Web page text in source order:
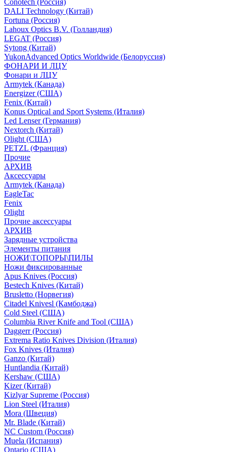
Conotech (Россия)
DALI Technology (Китай)
Fortuna (Россия)
Lahoux Optics B.V. (Голландия)
LEGAT (Россия)
Sytong (Китай)
YukonAdvanced Optics Worldwide (Белоруссия)
ФОНАРИ И ЛЦУ
Фонари и ЛЦУ
Armytek (Канада)
Energizer (США)
Fenix (Китай)
Konus Optical and Sport Systems (Италия)
Led Lenser (Германия)
Nextorch (Китай)
Olight (США)
PETZL (Франция)
Прочие
АРХИВ
Аксессуары
Armytek (Канада)
EagleTac
Fenix
Olight
Прочие аксессуары
АРХИВ
Зарядные устройства
Элементы питания
НОЖИ\ТОПОРЫ\ПИЛЫ
Ножи фиксированные
Apus Knives (Россия)
Bestech Knives (Китай)
Brusletto (Норвегия)
Citadel Knivesl (Камбоджа)
Cold Steel (США)
Columbia River Knife and Tool (США)
Daggerr (Россия)
Extrema Ratio Knives Division (Италия)
Fox Knives (Италия)
Ganzo (Китай)
Huntlandia (Китай)
Kershaw (США)
Kizer (Китай)
Kizlyar Supreme (Россия)
Lion Steel (Италия)
Mora (Швеция)
Mr. Blade (Китай)
NC Custom (Россия)
Muela (Испания)
Ontario (США)